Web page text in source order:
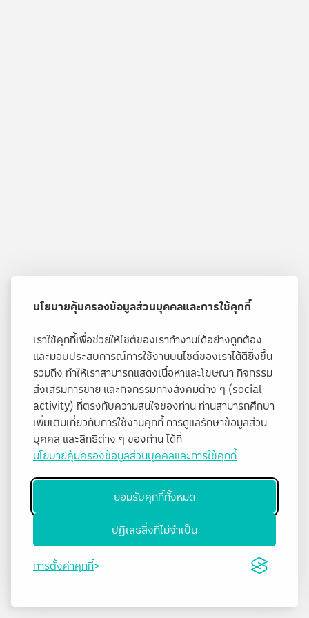
นโยบายคุ้มครองข้อมูลส่วนบุคคลและการใช้คุกกี้
เราใช้คุกกี้เพื่อช่วยให้ไซต์ของเราทำงานได้อย่างถูกต้อง
และมอบประสบการณ์การใช้งานบนไซต์ของเราได้ดียิ่งขึ้น
รวมถึง ทำให้เราสามารถแสดงเนื้อหาและโฆษณา กิจกรรม
ส่งเสริมการขาย และกิจกรรมทางสังคมต่าง ๆ (social
activity) ที่ตรงกับความสนใจของท่าน ท่านสามารถศึกษา
เพิ่มเติมเกี่ยวกับการใช้งานคุกกี้ การดูแลรักษาข้อมูลส่วน
บุคคล และสิทธิต่าง ๆ ของท่าน ได้ที่
นโยบายคุ้มครองข้อมูลส่วนบุคคลและการใช้คุกกี้
ยอมรับคุกกี้ทั้งหมด
ปฏิเสธสิ่งที่ไม่จำเป็น
การตั้งค่าคุกกี้